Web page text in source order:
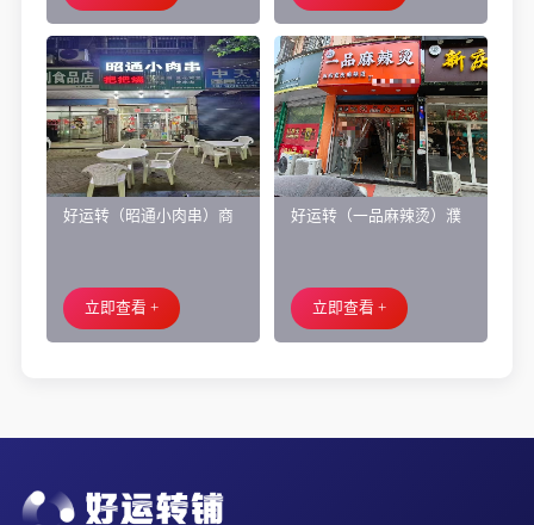
好运转（昭通小肉串）商
外摆、 房租2.2万/年
立即查看 +
好运转（一品麻辣烫）濮
小吃店转让
立即查看 +